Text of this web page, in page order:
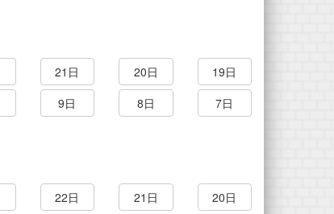
21日 20日
19日
9日 8日
7日
22日 21日
20日